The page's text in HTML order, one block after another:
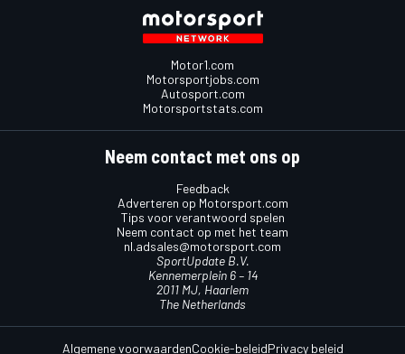
Motor1.com
Motorsportjobs.com
Autosport.com
Motorsportstats.com
Neem contact met ons op
Feedback
Adverteren op Motorsport.com
Tips voor verantwoord spelen
Neem contact op met het team
nl.adsales@motorsport.com
SportUpdate B.V.
Kennemerplein 6 – 14
2011 MJ, Haarlem
The Netherlands
Algemene voorwaardenCookie-beleidPrivacy beleid